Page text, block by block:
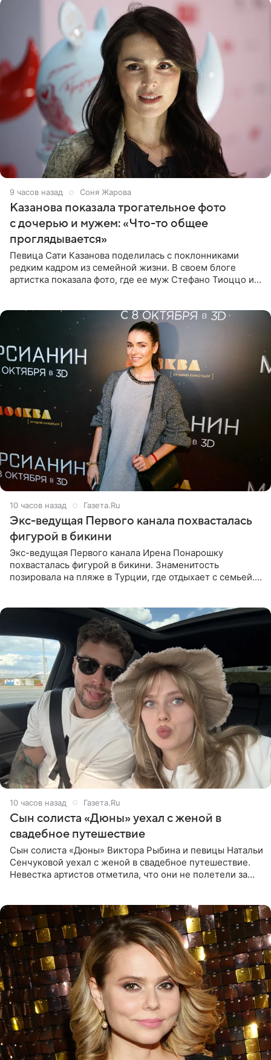
9 часов назад Соня Жарова
Казанова показала трогательное фото
с дочерью и мужем: «Что-то общее
проглядывается»
Певица Сати Казанова поделилась с поклонниками
редким кадром из семейной жизни. В своем блоге
артистка показала фото, где ее муж Стефано Тиоццо и
10 часов назад Газета.Ru
Экс-ведущая Первого канала похвасталась
фигурой в бикини
Экс-ведущая Первого канала Ирена Понарошку
похвасталась фигурой в бикини. Знаменитость
позировала на пляже в Турции, где отдыхает с семьей.
10 часов назад Газета.Ru
Сын солиста «Дюны» уехал с женой в
свадебное путешествие
Сын солиста «Дюны» Виктора Рыбина и певицы Натальи
Сенчуковой уехал с женой в свадебное путешествие.
Невестка артистов отметила, что они не полетели за